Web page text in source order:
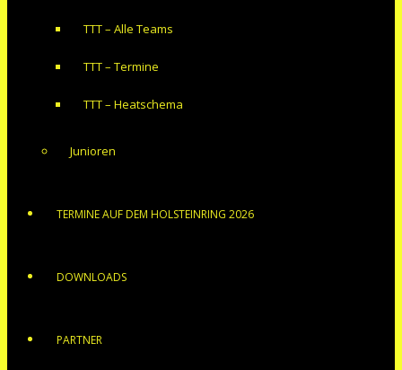
TTT – Alle Teams
TTT – Termine
TTT – Heatschema
Junioren
TERMINE AUF DEM HOLSTEINRING 2026
DOWNLOADS
PARTNER